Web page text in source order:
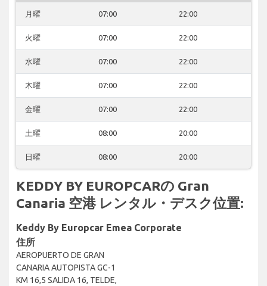
月曜 07:00 22:00
火曜 07:00 22:00
水曜 07:00 22:00
木曜 07:00 22:00
金曜 07:00 22:00
土曜 08:00 20:00
日曜 08:00 20:00
KEDDY BY EUROPCARの Gran
Canaria 空港 レンタル・デスク位置:
Keddy By Europcar Emea Corporate
住所
AEROPUERTO DE GRAN
CANARIA AUTOPISTA GC-1
KM 16,5 SALIDA 16, TELDE,